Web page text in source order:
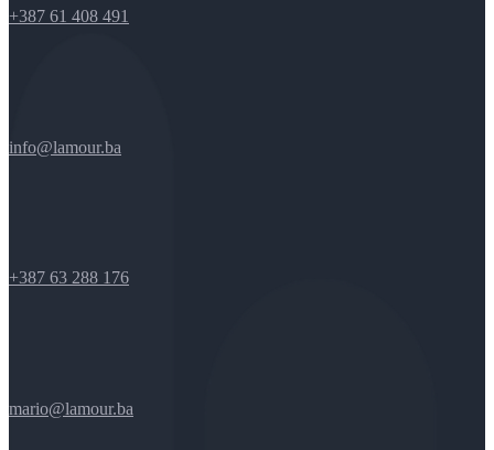
+387 61 408 491
info@lamour.ba
+387 63 288 176
mario@lamour.ba